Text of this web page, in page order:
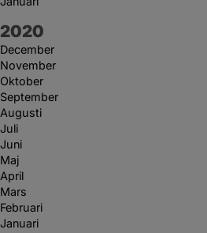
År:
2020
December
November
Oktober
September
Augusti
Juli
Juni
Maj
April
Mars
Februari
Januari